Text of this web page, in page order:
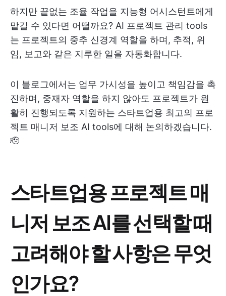
하지만 끝없는 조율 작업을 지능형 어시스턴트에게
맡길 수 있다면 어떨까요? AI 프로젝트 관리 tools
는 프로젝트의 중추 신경계 역할을 하며, 추적, 위
임, 보고와 같은 지루한 일을 자동화합니다.
이 블로그에서는 업무 가시성을 높이고 책임감을 촉
진하며, 중재자 역할을 하지 않아도 프로젝트가 원
활히 진행되도록 지원하는 스타트업용 최고의 프로
젝트 매니저 보조 AI tools에 대해 논의하겠습니다.
🫡
스타트업용 프로젝트 매
니저 보조 AI를 선택할 때
고려해야 할 사항은 무엇
인가요?